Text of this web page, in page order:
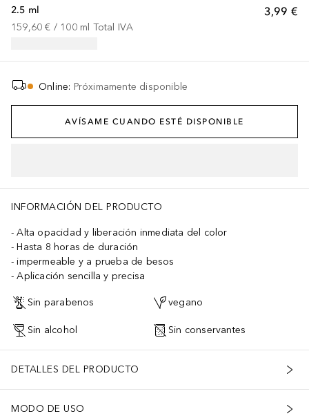
3,99 €
2.5 ml
159,60 € / 100 ml Total IVA
Online: Próximamente disponible
AVÍSAME CUANDO ESTÉ DISPONIBLE
INFORMACIÓN DEL PRODUCTO
Alta opacidad y liberación inmediata del color
Hasta 8 horas de duración
impermeable y a prueba de besos
Aplicación sencilla y precisa
Sin parabenos vegano
Sin alcohol Sin conservantes
DETALLES DEL PRODUCTO
MODO DE USO